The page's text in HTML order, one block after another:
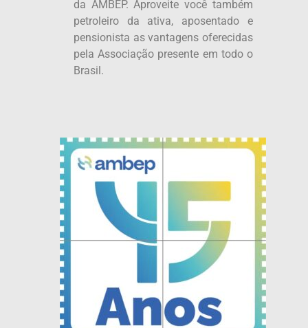
da AMBEP. Aproveite você também
petroleiro da ativa, aposentado e
pensionista as vantagens oferecidas
pela Associação presente em todo o
Brasil.